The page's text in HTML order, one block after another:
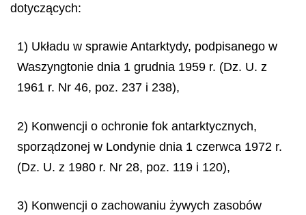
dotyczących:
1) Układu w sprawie Antarktydy, podpisanego w
Waszyngtonie dnia 1 grudnia 1959 r. (Dz. U. z
1961 r. Nr 46, poz. 237 i 238),
2) Konwencji o ochronie fok antarktycznych,
sporządzonej w Londynie dnia 1 czerwca 1972 r.
(Dz. U. z 1980 r. Nr 28, poz. 119 i 120),
3) Konwencji o zachowaniu żywych zasobów